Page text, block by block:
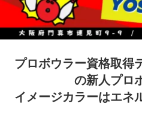
プロボウラー資格取得
の新人プロ
イメージカラーはエネ